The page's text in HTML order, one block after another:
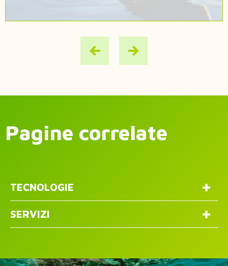
Pagine correlate
TECNOLOGIE
SERVIZI